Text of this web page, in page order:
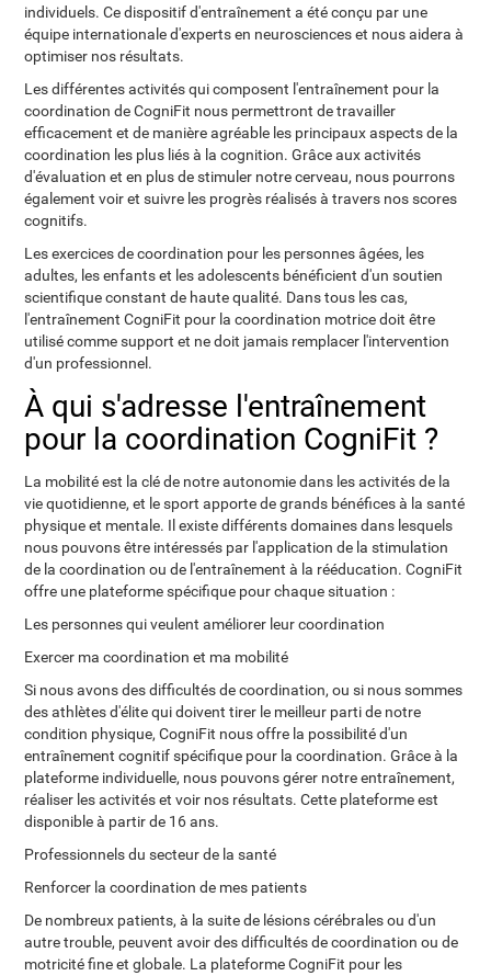
individuels. Ce dispositif d'entraînement a été conçu par une
équipe internationale d'experts en neurosciences et nous aidera à
optimiser nos résultats.
Les différentes activités qui composent l'entraînement pour la
coordination de CogniFit nous permettront de travailler
efficacement et de manière agréable les principaux aspects de la
coordination les plus liés à la cognition. Grâce aux activités
d'évaluation et en plus de stimuler notre cerveau, nous pourrons
également voir et suivre les progrès réalisés à travers nos scores
cognitifs.
Les exercices de coordination pour les personnes âgées, les
adultes, les enfants et les adolescents bénéficient d'un soutien
scientifique constant de haute qualité. Dans tous les cas,
l'entraînement CogniFit pour la coordination motrice doit être
utilisé comme support et ne doit jamais remplacer l'intervention
d'un professionnel.
À qui s'adresse l'entraînement
pour la coordination CogniFit ?
La mobilité est la clé de notre autonomie dans les activités de la
vie quotidienne, et le sport apporte de grands bénéfices à la santé
physique et mentale. Il existe différents domaines dans lesquels
nous pouvons être intéressés par l'application de la stimulation
de la coordination ou de l'entraînement à la rééducation. CogniFit
offre une plateforme spécifique pour chaque situation :
Les personnes qui veulent améliorer leur coordination
Exercer ma coordination et ma mobilité
Si nous avons des difficultés de coordination, ou si nous sommes
des athlètes d'élite qui doivent tirer le meilleur parti de notre
condition physique, CogniFit nous offre la possibilité d'un
entraînement cognitif spécifique pour la coordination. Grâce à la
plateforme individuelle, nous pouvons gérer notre entraînement,
réaliser les activités et voir nos résultats. Cette plateforme est
disponible à partir de 16 ans.
Professionnels du secteur de la santé
Renforcer la coordination de mes patients
De nombreux patients, à la suite de lésions cérébrales ou d'un
autre trouble, peuvent avoir des difficultés de coordination ou de
motricité fine et globale. La plateforme CogniFit pour les